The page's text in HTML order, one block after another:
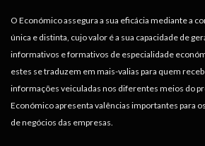
O Económico assegura a sua eficácia mediante a
única e distinta, cujo valor é a sua capacidade de
informativos e formativos de especialidade
estes se traduzem em mais-valias para quem
informações veiculadas nos diferentes meios do
Económico apresenta valências importantes para
de negócios das empresas.